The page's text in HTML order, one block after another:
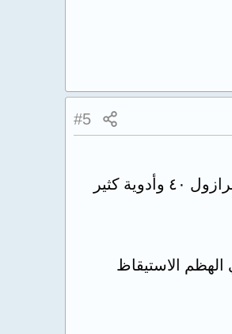
#5
ممكن تدلوني على دواء مفيد للارتجاع المريئي لانو افسدلي حياتي و ما نفع معي حتى دواء آخذة الاوميبرازول ٤٠ وأدوية كثير
الاستيقاظ